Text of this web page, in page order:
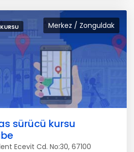
Merkez / Zonguldak
sürücü kursu
Ecevit Cd. No:30, 67100